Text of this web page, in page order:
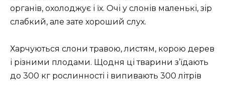
органів, охолоджує і їх. Очі у слонів маленькі, зір
слабкий, але зате хороший слух.
Харчуються слони травою, листям, корою дерев
і різними плодами. Щодня ці тварини з’їдають
до 300 кг рослинності і випивають 300 літрів